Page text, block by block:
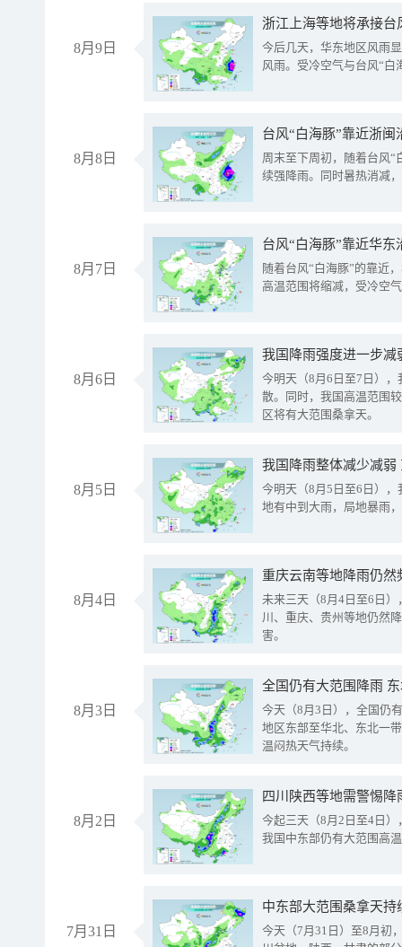
8月9日
浙江上海等地将承接台
今后几天，华东地区风雨
风雨。受冷空气与台风“白
8月8日
台风“白海豚”靠近浙
周末至下周初，随着台风“
续强降雨。同时暑热消减
8月7日
台风“白海豚”靠近华
随着台风“白海豚”的靠近
高温范围将缩减，受冷空
8月6日
今明天（8月6日至7日）
散。同时，我国高温范围
区将有大范围桑拿天。
8月5日
我国降雨整体减少减弱
今明天（8月5日至6日）
地有中到大雨，局地暴雨
8月4日
重庆云南等地降雨仍然
未来三天（8月4日至6日
川、重庆、贵州等地仍然
害。
8月3日
全国仍有大范围降雨
今天（8月3日），全国仍
地区东部至华北、东北一
温闷热天气持续。
8月2日
今起三天（8月2日至4日
我国中东部仍有大范围高
7月31日
中东部大范围桑拿天
今天（7月31日）至8月初